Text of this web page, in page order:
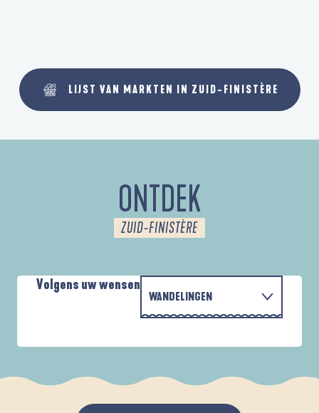
LIJST VAN MARKTEN IN ZUID-FINISTÈRE
ONTDEK
ZUID-FINISTÈRE
Volgens uw wensen
WANDELINGEN
ALS HET REGENT
PARCOURS D'INTERPRÉTATION DE L'ANSE